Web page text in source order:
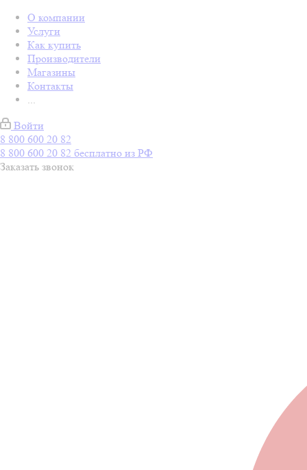
О компании
Услуги
Как купить
Производители
Магазины
Контакты
...
Войти
8 800 600 20 82
8 800 600 20 82 бесплатно из РФ
Заказать звонок